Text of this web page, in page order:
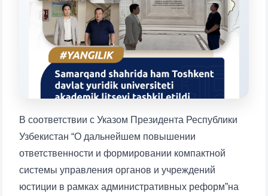
В соответствии с Указом Президента Республики
Узбекистан “О дальнейшем повышении
ответственности и формировании компактной
системы управления органов и учреждений
юстиции в рамках административных реформ”на
1. Документы (бакалавр) (5)
4. Собеседование (магистр) (5)
8. Квота (бакалавриат) (1)